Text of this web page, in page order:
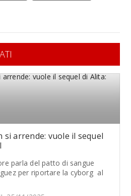
si arrende: vuole il sequel
parla del patto di sangue
per riportare la cyborg al